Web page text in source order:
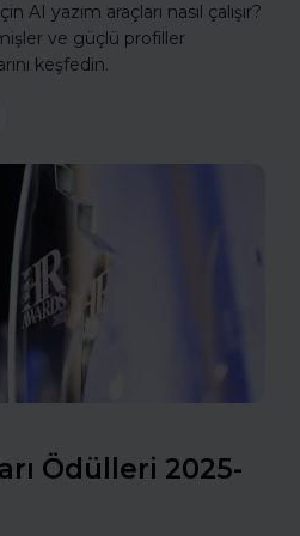
AI yazım araçları nasıl çalışır?
ve güçlü profiller
keşfedin.
Ödülleri 2025-